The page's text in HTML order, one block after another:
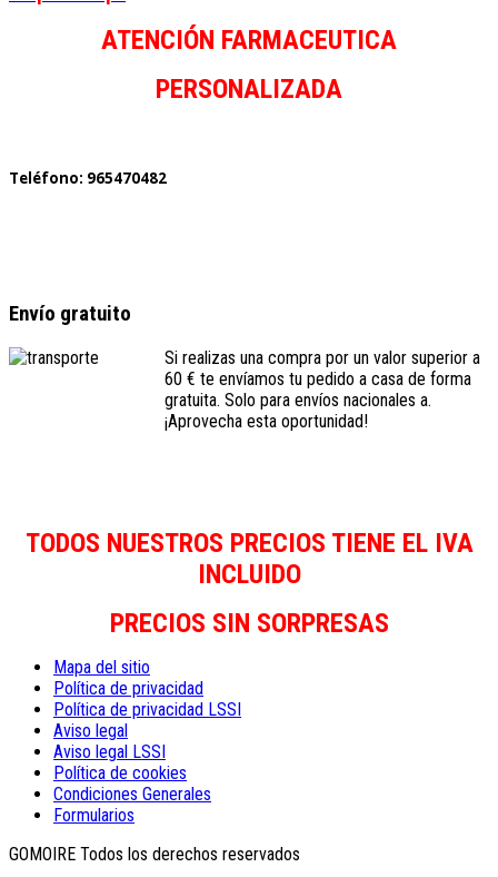
ATENCIÓN FARMACEUTICA
PERSONALIZADA
Teléfono: 965470482
Envío gratuito
Si realizas una compra por un valor superior a
60 € te envíamos tu pedido a casa de forma
gratuita. Solo para envíos nacionales a.
¡Aprovecha esta oportunidad!
TODOS NUESTROS PRECIOS TIENE EL IVA
INCLUIDO
PRECIOS SIN SORPRESAS
Mapa del sitio
Política de privacidad
Política de privacidad LSSI
Aviso legal
Aviso legal LSSI
Política de cookies
Condiciones Generales
Formularios
GOMOIRE Todos los derechos reservados